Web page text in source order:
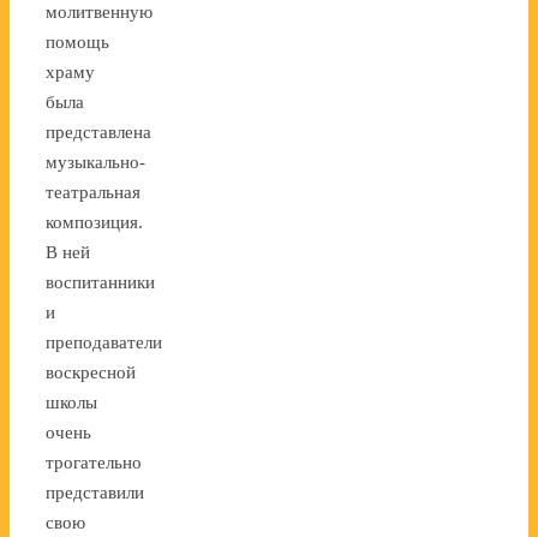
молитвенную
помощь
храму
была
представлена
музыкально-
театральная
композиция.
В ней
воспитанники
и
преподаватели
воскресной
школы
очень
трогательно
представили
свою